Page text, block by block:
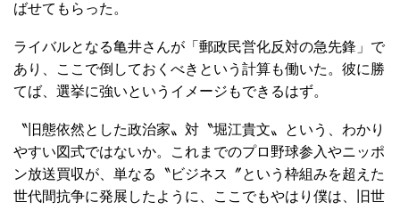
ばせてもらった。
ライバルとなる亀井さんが「郵政民営化反対の急先鋒」で
あり、ここで倒しておくべきという計算も働いた。彼に勝
てば、選挙に強いというイメージもできるはず。
〝旧態依然とした政治家〟対〝堀江貴文〟という、わかり
やすい図式ではないか。これまでのプロ野球参入やニッポ
ン放送買収が、単なる〝ビジネス〞という枠組みを超えた
世代間抗争に発展したように、ここでもやはり僕は、旧世